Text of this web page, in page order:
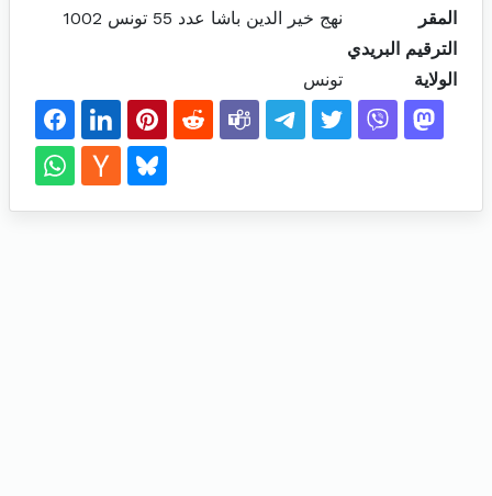
المقر
نهج خير الدين باشا عدد 55 تونس 1002
الترقيم البريدي
الولاية
تونس